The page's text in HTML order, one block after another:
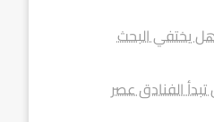
هل يختفي البحث
الفنادق عصر